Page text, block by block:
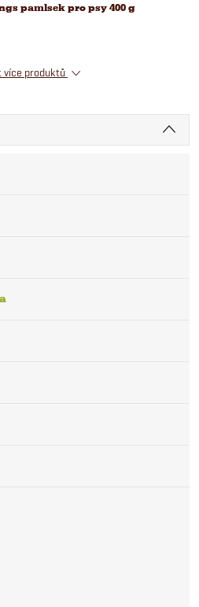
pamlsek pro psy 400 g
více produktů